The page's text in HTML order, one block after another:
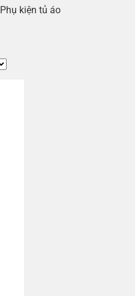
Phụ kiện tủ áo